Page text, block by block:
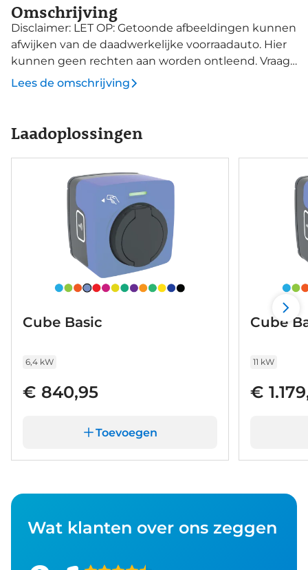
Omschrijving
Disclaimer: LET OP: Getoonde afbeeldingen kunnen
afwijken van de daadwerkelijke voorraadauto. Hier
kunnen geen rechten aan worden ontleend. Vraag
onze verkoopadviseurs naar specificaties van deze
Lees de omschrijving
Laadoplossingen
Cube Basic
6,4 kW
€ 840,95
Toevoegen
Cube
11 kW
€
Wat klanten over ons zeggen